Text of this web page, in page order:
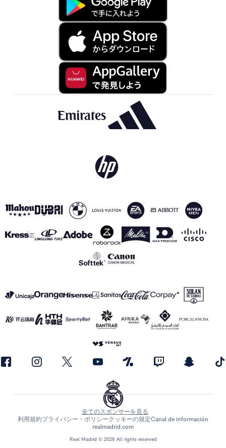
Real Madrid © 2026 All rights reserved
全てのスポンサーを見る
利用規約プライバシー・ポリシークッキーの規定Canal de información
realmadrid.com